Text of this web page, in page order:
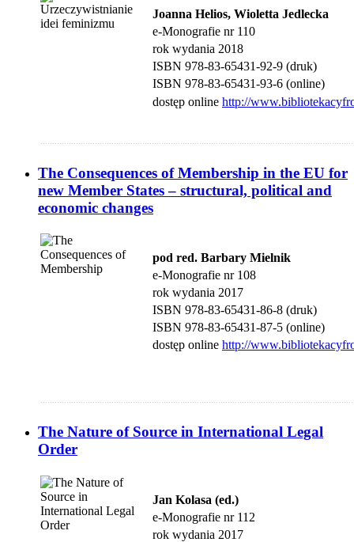
Joanna Helios, Wioletta Jedlecka
e-Monografie nr 110
rok wydania 2018
ISBN 978-83-65431-92-9 (druk)
ISBN 978-83-65431-93-6 (online)
dostęp online http://
The Consequences of Membership in the EU for
new Member States – structural, political and
economic changes
pod red. Barbary Mielnik
e-Monografie nr 108
rok wydania 2017
ISBN 978-83-65431-86-8 (druk)
ISBN 978-83-65431-87-5 (online)
dostęp online http://
The Nature of Source in International Legal
Order
Jan Kolasa (ed.)
e-Monografie nr 112
rok wydania 2017